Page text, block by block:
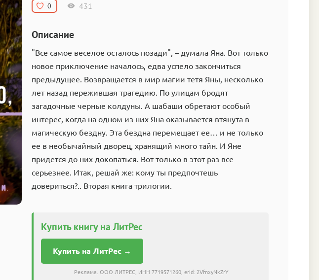
Компьютеры и Интернет
Фольклор
0 431
Описание
"Все самое веселое осталось позади", – думала Яна. Вот только
новое приключение началось, едва успело закончиться
предыдущее. Возвращается в мир магии тетя Яны, несколько
лет назад пережившая трагедию. По улицам бродят
загадочные черные колдуны. А шабаши обретают особый
интерес, когда на одном из них Яна оказывается втянута в
магическую бездну. Эта бездна перемещает ее… и не только
ее в необычайный дворец, хранящий много тайн. И Яне
придется до них докопаться. Вот только в этот раз все
серьезнее. Итак, решай же: кому ты предпочтешь
довериться?.. Вторая книга трилогии.
Купить книгу на ЛитРес
Купить на ЛитРес →
Реклама. ООО ЛИТРЕС, ИНН 7719571260, erid: 2VfnxyNkZrY